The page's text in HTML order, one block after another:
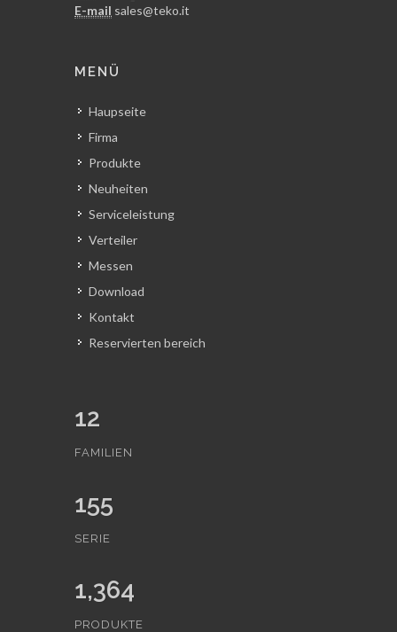
E-mail sales@teko.it
MENÜ
Haupseite
Firma
Produkte
Neuheiten
Serviceleistung
Verteiler
Messen
Download
Kontakt
Reservierten bereich
12
FAMILIEN
155
SERIE
1,364
PRODUKTE